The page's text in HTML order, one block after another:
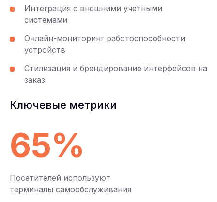
Интеграция с внешними учетными
системами
Онлайн-мониторинг работоспособности
устройств
Стилизация и брендирование интерфейсов на
заказ
Ключевые метрики
65%
Посетителей используют
терминалы самообслуживания